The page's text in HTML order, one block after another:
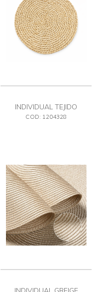
INDIVIDUAL TEJIDO
COD: 1204328